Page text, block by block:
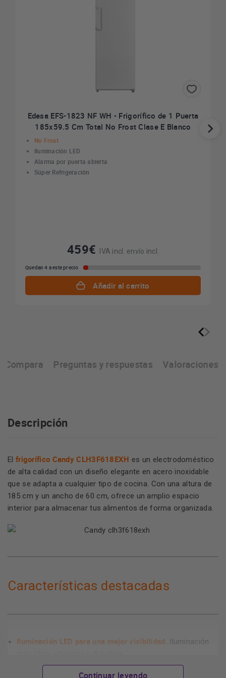
Edesa EFS-1823 NF WH - Frigorífico de 1 Puerta
185x59.5 Cm Total No Frost Clase E Blanco
No Frost
Iluminación LED
Alarma por puerta abierta
Súper Refrigeración
459€ IVA incl. envío incl.
Quedan 4 a este precio
Añadir al carrito
Compara Preguntas y respuestas Valoraciones
Descripción
El frigorífico Candy CLH3F618EXH es un electrodoméstico
de alta calidad con un diseño elegante en acero inoxidable
que se adapta a cualquier tipo de cocina. Con una altura de
185 cm y un ancho de 60 cm, ofrece un amplio espacio
interior para almacenar tus alimentos de forma organizada.
Características destacadas
Iluminación LED para una mejor visibilidad. Iluminación
tecnología NoFrost
, olvídate de descongelar
Continuar leyendo